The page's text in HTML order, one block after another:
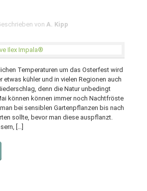
von A. Kipp
Temperaturen um das Osterfest wird
etwas kühler und in vielen Regionen auch
denn die Natur unbedingt
können können immer noch Nachtfröste
bei sensiblen Gartenpflanzen bis nach
sollte, bevor man diese auspflanzt.
[…]